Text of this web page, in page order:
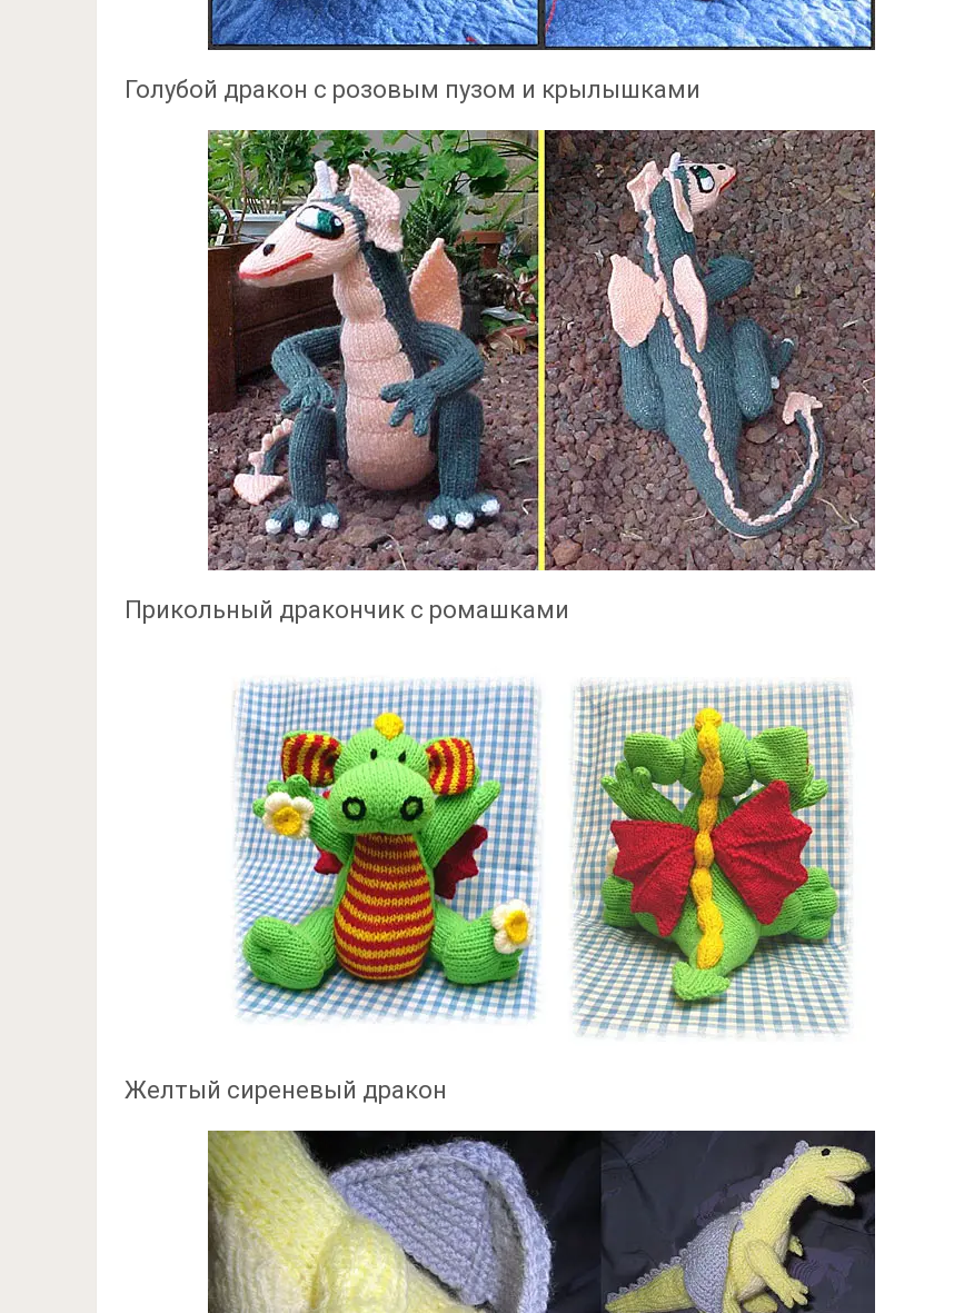
Голубой дракон с розовым пузом и крылышками
Прикольный дракончик с ромашками
Желтый сиреневый дракон